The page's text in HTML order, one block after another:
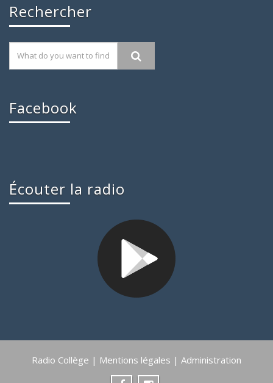
Rechercher
Facebook
Écouter la radio
Radio Collège | Mentions légales | Administration